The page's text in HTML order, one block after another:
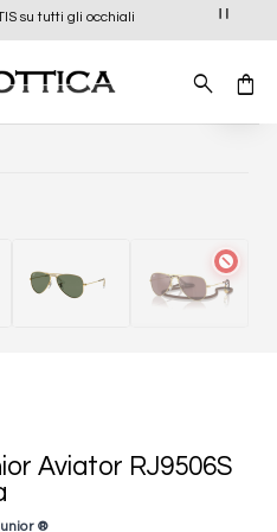
su tutti gli occhiali
block
Aviator RJ9506S
®